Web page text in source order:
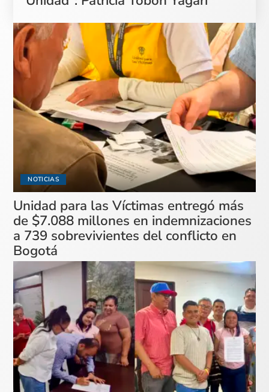
NOTICIAS
Unidad para las Víctimas entregó más
de $7.088 millones en indemnizaciones
a 739 sobrevivientes del conflicto en
Bogotá